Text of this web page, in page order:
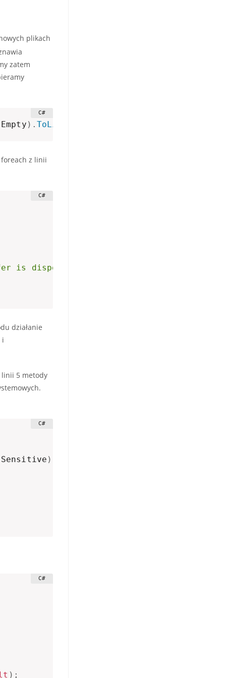
plikach
zatem
Empty ) . ToList
z linii
is disposed"
działanie
i
linii 5 metody
Sensitive )
) ;